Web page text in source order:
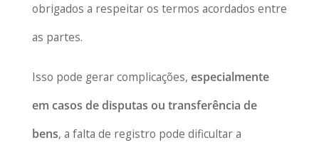
obrigados a respeitar os termos acordados entre
as partes.
Isso pode gerar complicações, especialmente
em casos de disputas ou transferência de
bens, a falta de registro pode dificultar a